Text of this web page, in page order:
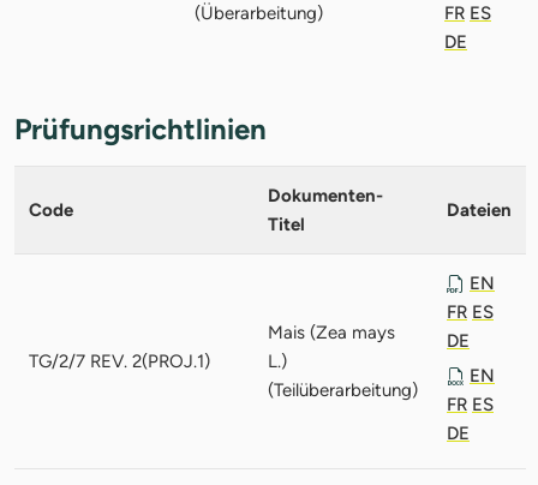
(Überarbeitung)
FR ES
DE
Prüfungsrichtlinien
Code
Dokumenten-
Titel
Dateien
TG/2/7 REV. 2(PROJ.1)
Mais (Zea mays
L.)
(Teilüberarbeitung)
EN
FR ES
DE
EN
FR ES
DE